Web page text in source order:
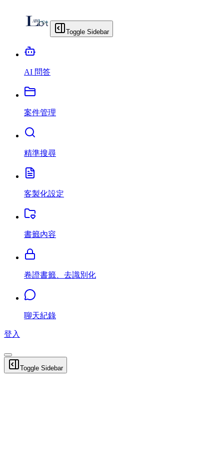
Toggle Sidebar
AI 問答
案件管理
精準搜尋
客製化設定
書籤內容
卷證書籤、去識別化
聊天紀錄
登入
Toggle Sidebar